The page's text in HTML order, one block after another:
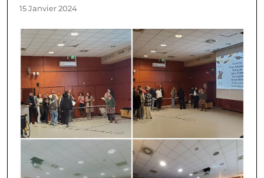
15 Janvier 2024